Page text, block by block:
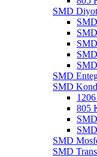
SMD
SMD
SMD
805
SMD
SMD